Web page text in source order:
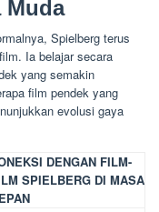
Muda
Spielberg terus
Ia belajar secara
yang semakin
film pendek yang
evolusi gaya
DENGAN FILM-
SPIELBERG DI MASA